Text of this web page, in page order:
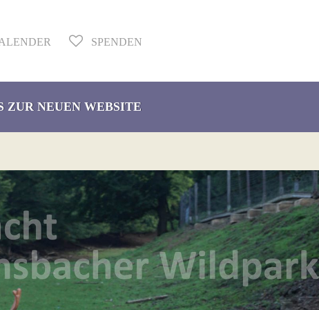
SPENDEN
ZUR NEUEN WEBSITE